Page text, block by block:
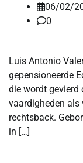
06/02/
0
Luis Antonio
gepensioneerde
die wordt gevierd
vaardigheden als
rechtsback.
in […]